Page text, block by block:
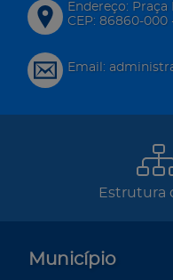
Endereço:
CEP: 86860-000
Email:
Estrutura
Município